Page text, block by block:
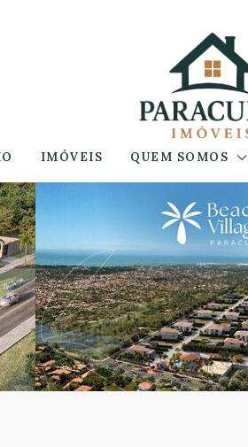
IMÓVEIS QUEM SOMOS